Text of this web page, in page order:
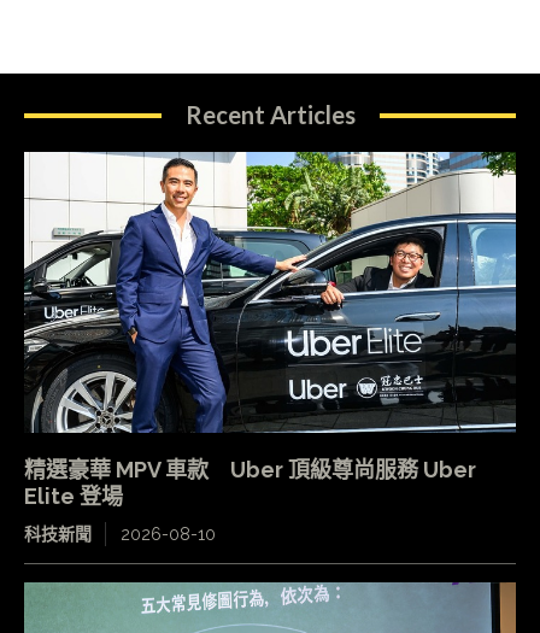
Recent Articles
精選豪華 MPV 車款 Uber 頂級尊尚服務 Uber
Elite 登場
科技新聞 2026-08-10